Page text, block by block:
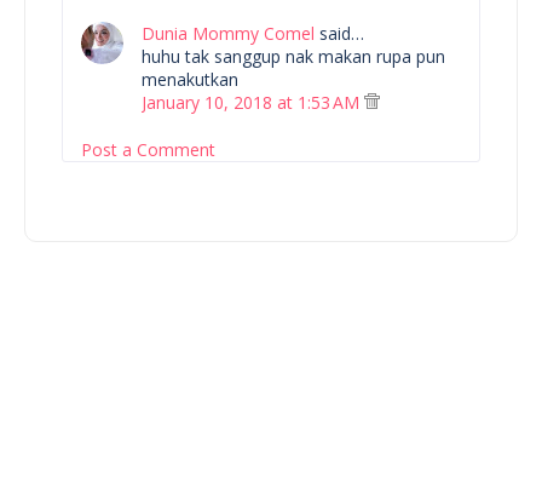
Dunia Mommy Comel said…
huhu tak sanggup nak makan rupa pun
menakutkan
January 10, 2018 at 1:53 AM
Post a Comment